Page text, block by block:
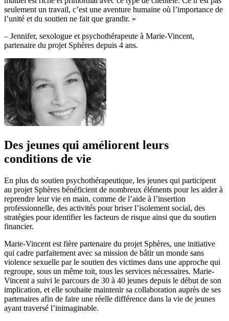
seulement un travail, c’est une aventure humaine où l’importance de
l’unité et du soutien ne fait que grandir. »
– Jennifer, sexologue et psychothérapeute à Marie-Vincent,
partenaire du projet Sphères depuis 4 ans.
Des jeunes qui améliorent leurs
conditions de vie
En plus du soutien psychothérapeutique, les jeunes qui participent
au projet Sphères bénéficient de nombreux éléments pour les aider à
reprendre leur vie en main, comme de l’aide à l’insertion
professionnelle, des activités pour briser l’isolement social, des
stratégies pour identifier les facteurs de risque ainsi que du soutien
financier.
Marie-Vincent est fière partenaire du projet Sphères, une initiative
qui cadre parfaitement avec sa mission de bâtir un monde sans
violence sexuelle par le soutien des victimes dans une approche qui
regroupe, sous un même toit, tous les services nécessaires. Marie-
Vincent a suivi le parcours de 30 à 40 jeunes depuis le début de son
implication, et elle souhaite maintenir sa collaboration auprès de ses
partenaires afin de faire une réelle différence dans la vie de jeunes
ayant traversé l’inimaginable.